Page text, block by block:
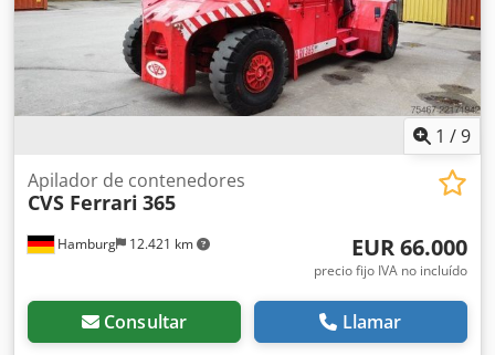
12.00-20 Estado de neumático delantero: 20 - 40% Tipo de
neumático trasero: Neumático Tamaño de neumático
trasero: 12.00-20 Dcedpfx Alozq Ibnj Djk Estado de
neumático trasero: 80 - 100% Esparcidor lateral de 20-40
1 /9
Hamburg 12.421 km
Apilador de contenedores
CVS Ferrari 365
EUR 66.000
precio fijo IVA no incluído
Consultar Llamar